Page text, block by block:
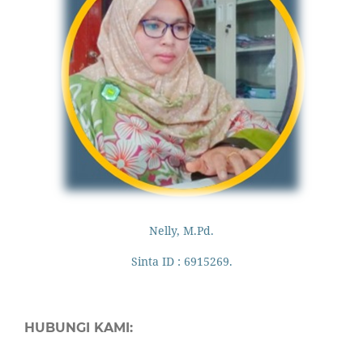
Nelly, M.Pd.
Sinta ID : 6915269.
HUBUNGI KAMI: